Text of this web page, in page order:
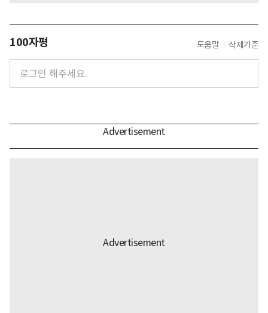
100자평 도움말 삭제기준